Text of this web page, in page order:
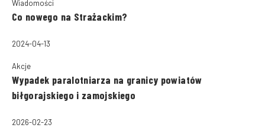
Wiadomości
Co nowego na Strażackim?
2024-04-13
Akcje
Wypadek paralotniarza na granicy powiatów
biłgorajskiego i zamojskiego
2026-02-23